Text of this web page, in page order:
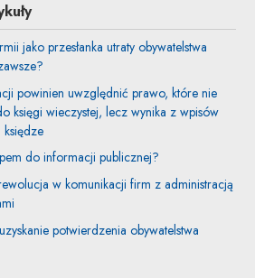
jako przesłanka utraty obywatelstwa
powinien uwzględnić prawo, które nie
księgi wieczystej, lecz wynika z wpisów
do informacji publicznej?
w komunikacji firm z administracją
potwierdzenia obywatelstwa